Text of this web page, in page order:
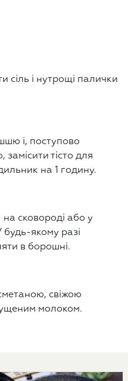
сіль і нутрощі палички
і, поступово
тісто для
на 1 годину.
сковороді або у
будь-якому разі
в борошні.
свіжою
молоком.